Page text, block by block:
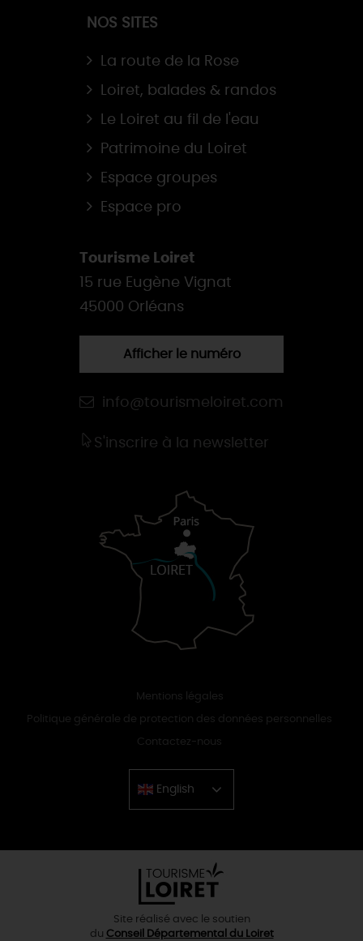
NOS SITES
La route de la Rose
Loiret, balades & randos
Le Loiret au fil de l'eau
Patrimoine du Loiret
Espace groupes
Espace pro
Tourisme Loiret
15 rue Eugène Vignat
45000 Orléans
Afficher le numéro
info@tourismeloiret.com
S'inscrire à la newsletter
Mentions légales
Politique générale de protection des données personnelles
Contactez-nous
English
Chinese
Site réalisé avec le soutien
du Conseil Départemental du Loiret